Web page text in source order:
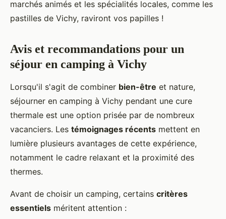
marchés animés et les spécialités locales, comme les
pastilles de Vichy, raviront vos papilles !
Avis et recommandations pour un
séjour en camping à Vichy
Lorsqu'il s'agit de combiner bien-être et nature,
séjourner en camping à Vichy pendant une cure
thermale est une option prisée par de nombreux
vacanciers. Les témoignages récents mettent en
lumière plusieurs avantages de cette expérience,
notamment le cadre relaxant et la proximité des
thermes.
Avant de choisir un camping, certains critères
essentiels méritent attention :